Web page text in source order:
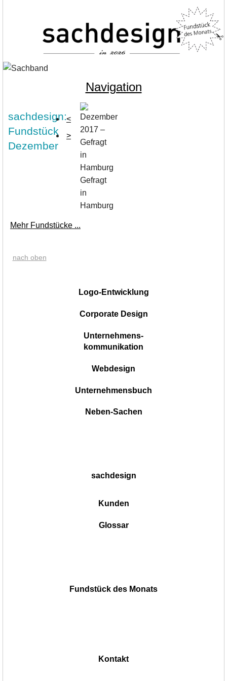
Navigation
sachdesign:
Fundstück
Dezember
<
>
Gefragt
in
Hamburg
Mehr Fundstücke ...
nach oben
Logo-Entwicklung
Corporate Design
Unternehmens-
kommunikation
Webdesign
Unternehmensbuch
Neben-Sachen
sachdesign
Kunden
Glossar
Fundstück des Monats
Kontakt